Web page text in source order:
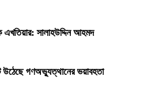
এখতিয়ার: সালাহউদ্দিন আহমদ
উঠেছে গণঅভ্যুত্থানের ভয়াবহতা